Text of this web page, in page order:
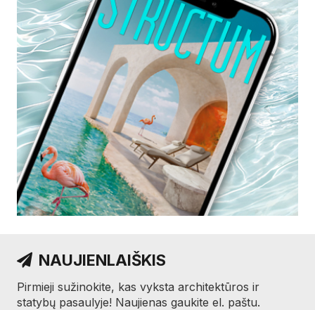
NAUJIENLAIŠKIS
Pirmieji sužinokite, kas vyksta architektūros ir
statybų pasaulyje! Naujienas gaukite el. paštu.